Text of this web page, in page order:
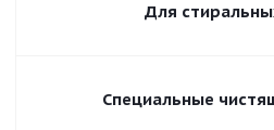
Для
Специальные